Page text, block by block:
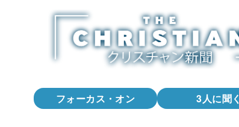
フォーカス・オン 3人に聞く